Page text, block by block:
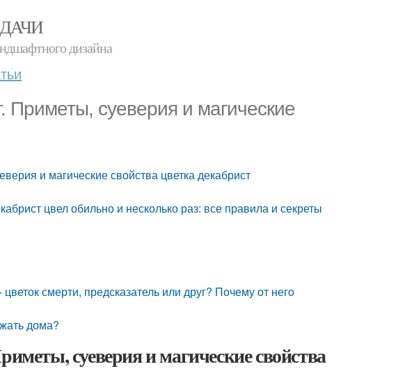
дизайна
Приметы, суеверия и магические
и магические свойства цветка декабрист
цвел обильно и несколько раз: все правила и секреты
смерти, предсказатель или друг? Почему от него
дома?
суеверия и магические свойства